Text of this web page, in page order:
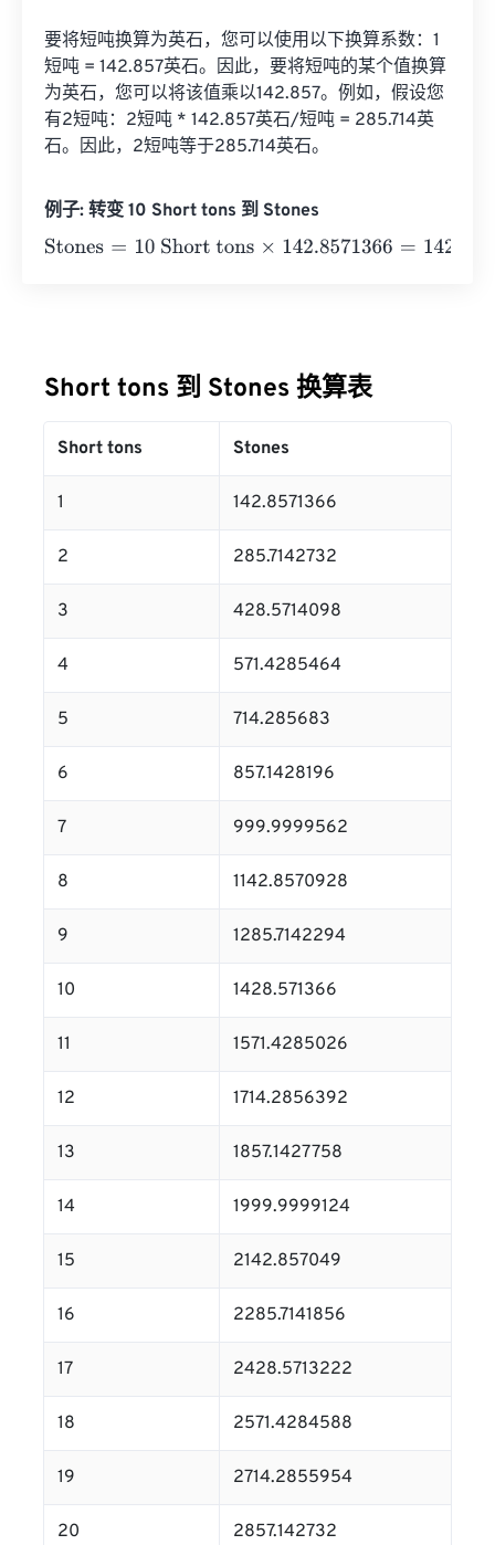
要将短吨换算为英石，您可以使用以下换算系数：1
短吨 = 142.857英石。因此，要将短吨的某个值换算
为英石，您可以将该值乘以142.857。例如，假设您
有2短吨：2短吨 * 142.857英石/短吨 = 285.714英
石。因此，2短吨等于285.714英石。
例子: 转变 10 Short tons 到 Stones
Stones= 10 Short tons×142.8571366=1428.571366
Short tons 到 Stones 换算表
Short tons Stones
1 142.8571366
2 285.7142732
3 428.5714098
4 571.4285464
5 714.285683
6 857.1428196
7 999.9999562
8 1142.8570928
9 1285.7142294
10 1428.571366
11 1571.4285026
12 1714.2856392
13 1857.1427758
14 1999.9999124
15 2142.857049
16 2285.7141856
17 2428.5713222
18 2571.4284588
19 2714.2855954
20 2857.142732